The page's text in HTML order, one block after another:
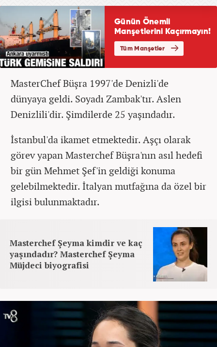
MasterChef Büşra 1997'de Denizli'de
dünyaya geldi. Soyadı Zambak'tır. Aslen
Denizlili'dir. Şimdilerde 25 yaşındadır.
İstanbul'da ikamet etmektedir. Aşçı olarak
görev yapan Masterchef Büşra'nın asıl hedefi
bir gün Mehmet Şef'in geldiği konuma
gelebilmektedir. İtalyan mutfağına da özel bir
ilgisi bulunmaktadır.
Masterchef Şeyma kimdir ve kaç
yaşındadır? Masterchef Şeyma
Müjdeci biyografisi